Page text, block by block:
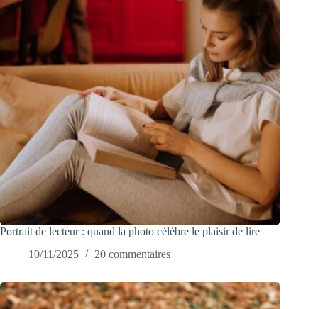
Portrait de lecteur : quand la photo célèbre le plaisir de lire
10/11/2025
20 commentaires